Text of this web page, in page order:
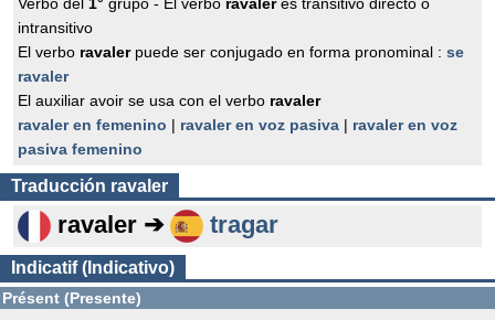
intransitivo
El verbo ravalerpuede ser conjugado en forma pronominal : se
ravaler
El auxiliar avoir se usa con el verbo ravaler
ravaler en femenino | ravaler en voz pasiva | ravaler en voz
pasiva femenino
Traducción ravaler
ravaler ➔ tragar
Indicatif (Indicativo)
Présent (Presente)